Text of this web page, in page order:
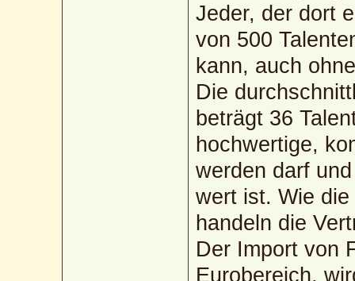
Jeder, der dort
von 500
kann, auch
Die
beträgt 36
hochwertige,
werden darf
wert ist. Wie
handeln die
Der Import von
Eurobereich,